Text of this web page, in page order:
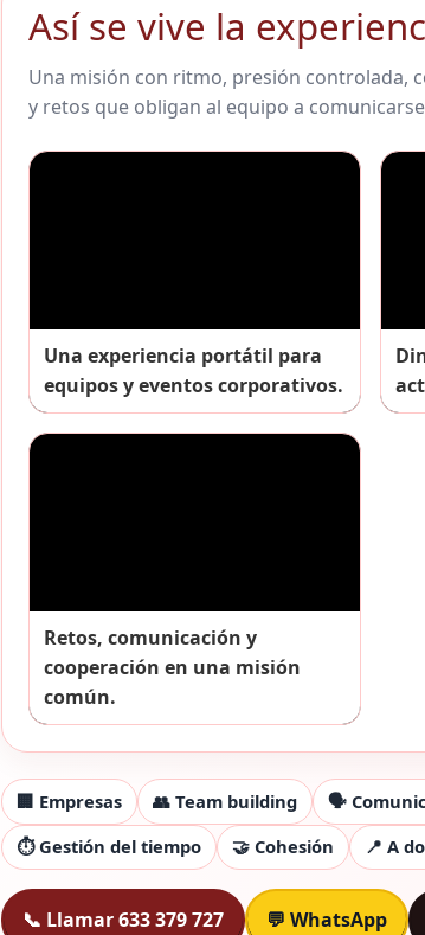
Así se vive la
Una misión con ritmo, presión controlada,
y retos que obligan al equipo a
Una experiencia portátil para
equipos y eventos corporativos.
Retos, comunicación y
cooperación en una misión
común.
🏢 Empresas 👥 Team building 🗣️
⏱️ Gestión del tiempo
🤝 Cohesión 📍 A
📞 Llamar 633 379 727 💬 WhatsApp